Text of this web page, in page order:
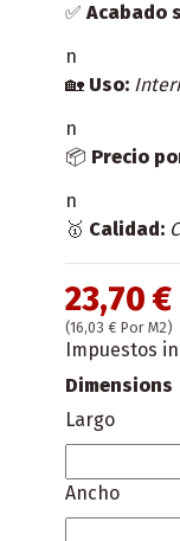
✅Acabado
n
🏡 Uso:
n
📦 Precio
n
🥇 Calidad:
23,70 €
(16,03 € Por M2)
Impuestos
Dimensions
Largo
Ancho